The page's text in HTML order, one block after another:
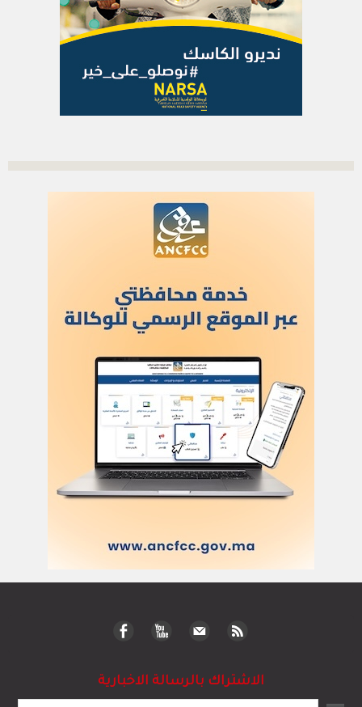
الاشتراك بالرسالة الاخبارية